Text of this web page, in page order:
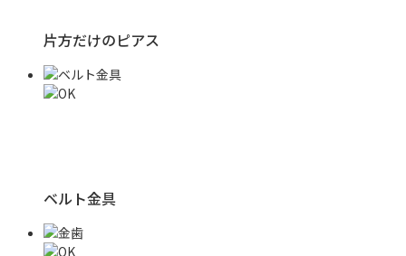
片方だけのピアス
ベルト金具